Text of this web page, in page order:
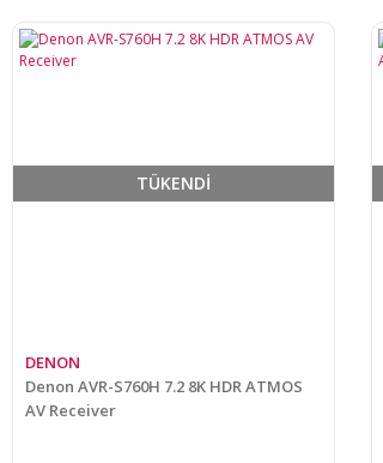
TÜKENDİ
DENON
Denon AVR-S760H 7.2 8K HDR ATMOS
AV Receiver